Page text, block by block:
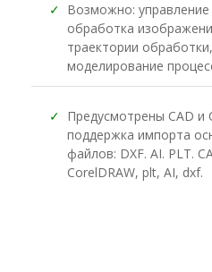
✓ Возможно:
обработка
траектории
моделирование
✓ Предусмотрены CAD и
поддержка импорта
файлов: DXF. AI. PLT.
CorelDRAW, plt, AI, dxf.